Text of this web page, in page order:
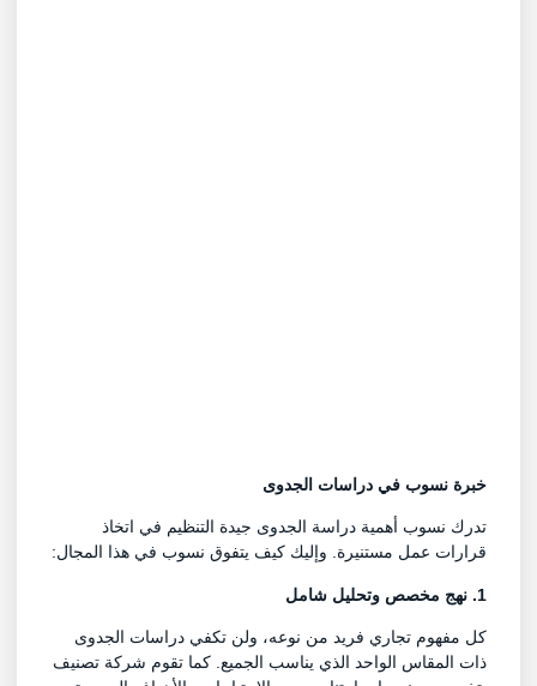
خبرة نسوب في دراسات الجدوى
تدرك نسوب أهمية دراسة الجدوى جيدة التنظيم في اتخاذ
قرارات عمل مستنيرة. وإليك كيف يتفوق نسوب في هذا المجال:
كل مفهوم تجاري فريد من نوعه، ولن تكفي دراسات الجدوى
ذات المقاس الواحد الذي يناسب الجميع. كما تقوم شركة تصنيف